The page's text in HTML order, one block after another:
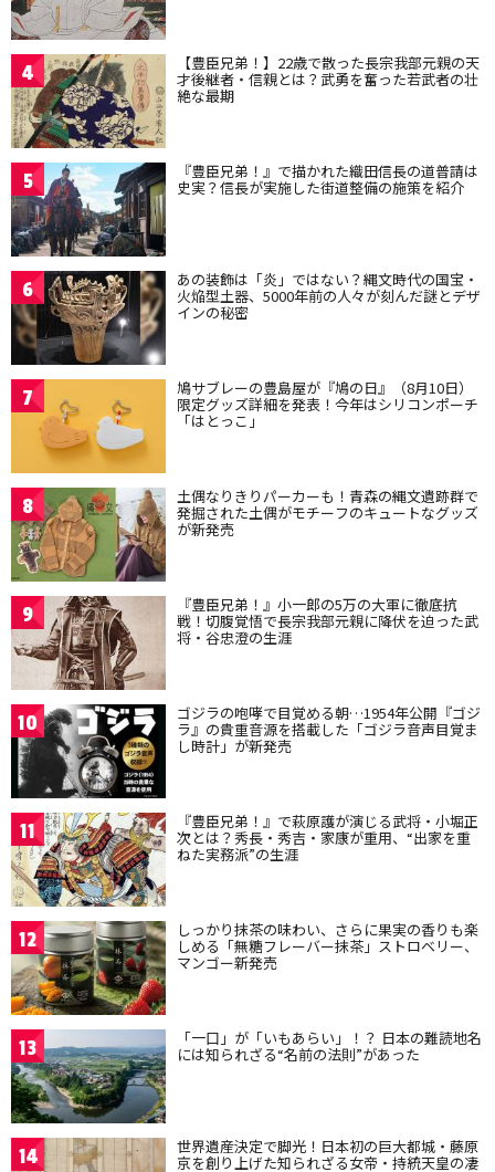
4 【豊臣兄弟！】22歳で散った長宗我部元親の天
才後継者・信親とは？武勇を奮った若武者の壮
絶な最期
5 『豊臣兄弟！』で描かれた織田信長の道普請は
史実？信長が実施した街道整備の施策を紹介
6 あの装飾は「炎」ではない？縄文時代の国宝・
火焔型土器、5000年前の人々が刻んだ謎とデザ
インの秘密
7 鳩サブレーの豊島屋が『鳩の日』（8月10日）
限定グッズ詳細を発表！今年はシリコンポーチ
「はとっこ」
8 土偶なりきりパーカーも！青森の縄文遺跡群で
発掘された土偶がモチーフのキュートなグッズ
が新発売
9 『豊臣兄弟！』小一郎の5万の大軍に徹底抗
戦！切腹覚悟で長宗我部元親に降伏を迫った武
将・谷忠澄の生涯
10 ゴジラの咆哮で目覚める朝…1954年公開『ゴジ
ラ』の貴重音源を搭載した「ゴジラ音声目覚ま
し時計」が新発売
11 『豊臣兄弟！』で萩原護が演じる武将・小堀正
次とは？秀長・秀吉・家康が重用、“出家を重
ねた実務派”の生涯
12 しっかり抹茶の味わい、さらに果実の香りも楽
しめる「無糖フレーバー抹茶」ストロベリー、
マンゴー新発売
13 「一口」が「いもあらい」！？ 日本の難読地名
には知られざる“名前の法則”があった
14 世界遺産決定で脚光！日本初の巨大都城・藤原
京を創り上げた知られざる女帝・持統天皇の凄